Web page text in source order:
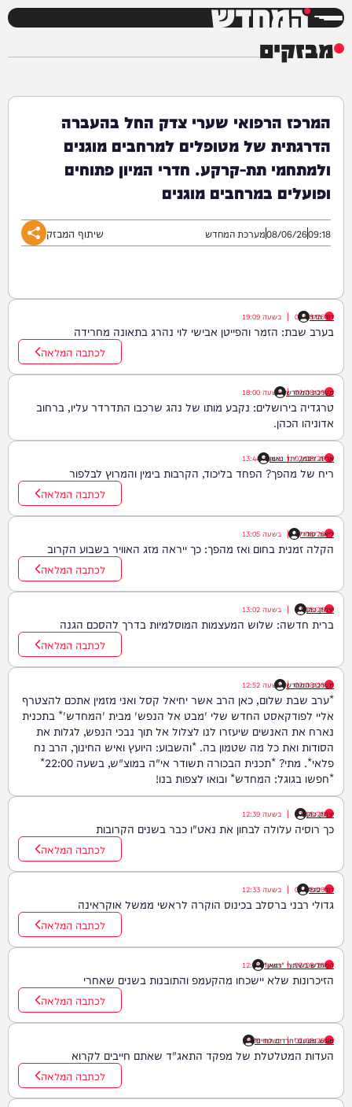
המחדש
מבזקים
המרכז הרפואי שערי צדק החל בהעברה
הדרגתית של מטופלים למרחבים מוגנים
ולמתחמי תת-קרקע. חדרי המיון פתוחים
ופועלים במרחבים מוגנים
09:18
08/06/26מערכת המחדש שיתוף המבזק
דוד חדד
07/08/26
| בשעה 19:09
בערב שבת: הזמר והפייטן אבישי לוי נהרג בתאונה מחרידה
לכתבה המלאה
מערכת המחדש
07/08/26
| בשעה 18:00
טרגדיה בירושלים: נקבע מותו של נהג שרכבו התדרדר עליו, ברחוב
אדוניהו הכהן.
אריה זיסמן, יתד נאמן
07/08/26
| בשעה13:44
ריח של מהפך? הפחד בליכוד, הקרבות בימין והמרוץ לבלפור
לכתבה המלאה
ליאור סודרי
07/08/26
| בשעה 13:05
הקלה זמנית בחום ואז מהפך: כך ייראה מזג האוויר בשבוע הקרוב
לכתבה המלאה
יצחק כהן
07/08/26
| בשעה 13:02
ברית חדשה: שלוש המעצמות המוסלמיות בדרך להסכם הגנה
לכתבה המלאה
מערכת המחדש
07/08/26
| בשעה 12:52
*ערב שבת שלום, כאן הרב אשר יחיאל קסל ואני מזמין אתכם להצטרף
אליי לפודקאסט החדש שלי 'מבט אל הנפש' מבית 'המחדש'* בתכנית
נארח את האנשים שיעזרו לנו לצלול אל תוך נבכי הנפש, לגלות את
הסודות ואת כל מה שטמון בה. *והשבוע: היועץ ואיש החינוך, הרב נח
פלאי*. מתי? *תכנית הבכורה תשודר אי"ה במוצ"ש, בשעה 22:00*
*חפשו בגוגל: המחדש* ובואו לצפות בנו!
יצחק כהן
07/08/26
| בשעה 12:39
כך רוסיה עלולה לבחון את נאט"ו כבר בשנים הקרובות
לכתבה המלאה
דודי סגל
07/08/26
| בשעה 12:33
גדולי רבני ברסלב בכינוס הוקרה לראשי ממשל אוקראינה
לכתבה המלאה
המחדש בשיתוף "וימאן"
07/08/26
| בשעה12:21
הזיכרונות שלא יישכחו מהקעמפ והתובנות בשנים שאחרי
לכתבה המלאה
מוגש מטעם 'חרדים לחיים'
07/08/26
| בשעה12:09
העדות המטלטלת של מפקד התאג"ד שאתם חייבים לקרוא
לכתבה המלאה